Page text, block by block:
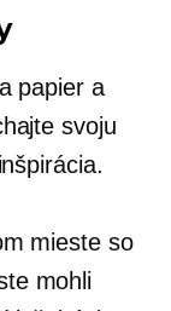
papier a
svoju
mieste so
mohli